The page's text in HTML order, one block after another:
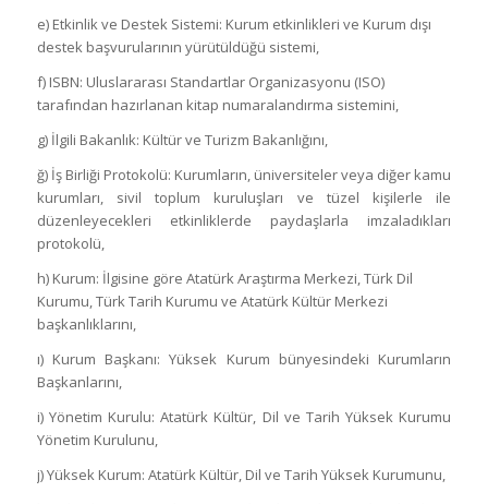
e) Etkinlik ve Destek Sistemi: Kurum etkinlikleri ve Kurum dışı
destek başvurularının yürütüldüğü sistemi,
f) ISBN: Uluslararası Standartlar Organizasyonu (ISO)
tarafından hazırlanan kitap numaralandırma sistemini,
g) İlgili Bakanlık: Kültür ve Turizm Bakanlığını,
ğ) İş Birliği Protokolü: Kurumların, üniversiteler veya diğer kamu
kurumları, sivil toplum kuruluşları ve tüzel kişilerle ile
düzenleyecekleri etkinliklerde paydaşlarla imzaladıkları
protokolü,
h) Kurum: İlgisine göre Atatürk Araştırma Merkezi, Türk Dil
Kurumu, Türk Tarih Kurumu ve Atatürk Kültür Merkezi
başkanlıklarını,
ı) Kurum Başkanı: Yüksek Kurum bünyesindeki Kurumların
Başkanlarını,
i) Yönetim Kurulu: Atatürk Kültür, Dil ve Tarih Yüksek Kurumu
Yönetim Kurulunu,
j) Yüksek Kurum: Atatürk Kültür, Dil ve Tarih Yüksek Kurumunu,